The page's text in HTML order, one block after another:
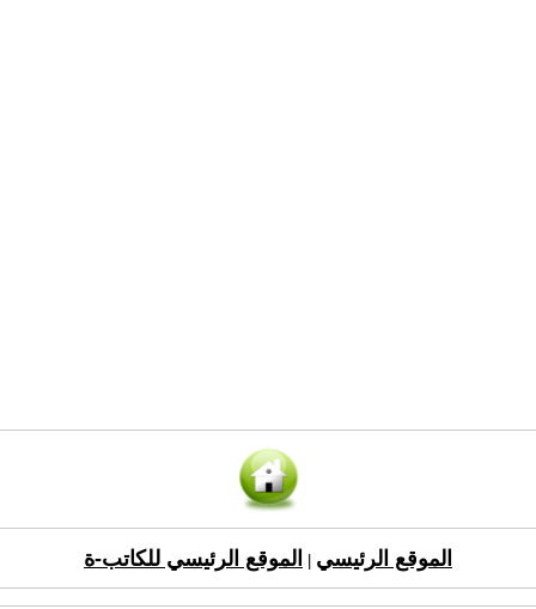
الموقع الرئيسي الموقع الرئيسي للكاتب-ة